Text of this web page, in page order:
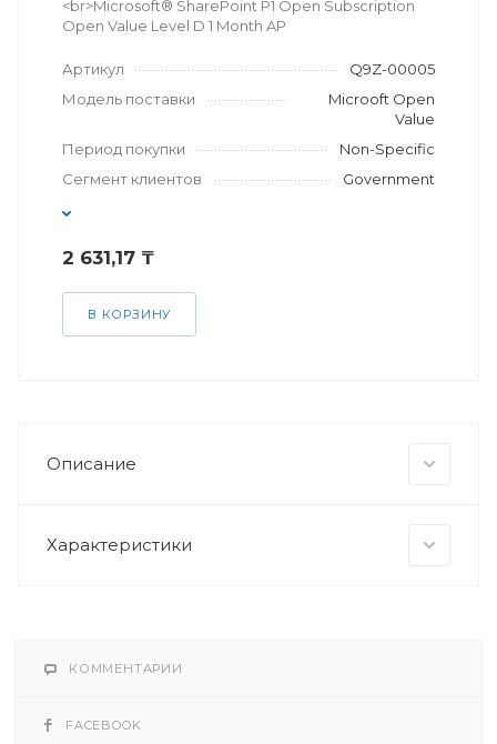
<br>Microsoft® SharePoint P1 Open Subscription
Open Value Level D 1 Month AP
Артикул
Q9Z-00005
Модель поставки
Microoft Open
Value
Период покупки
Non-Specific
Сегмент клиентов
Government
2 631,17 ₸
В КОРЗИНУ
Описание
Характеристики
КОММЕНТАРИИ
FACEBOOK